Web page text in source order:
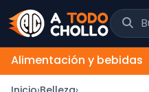
Saltar al contenido
Buscar
Alimentación y bebidas